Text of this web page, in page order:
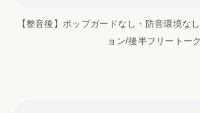
【整音後】ポップガードなし・防音環境な
ョン/後半フリートーク